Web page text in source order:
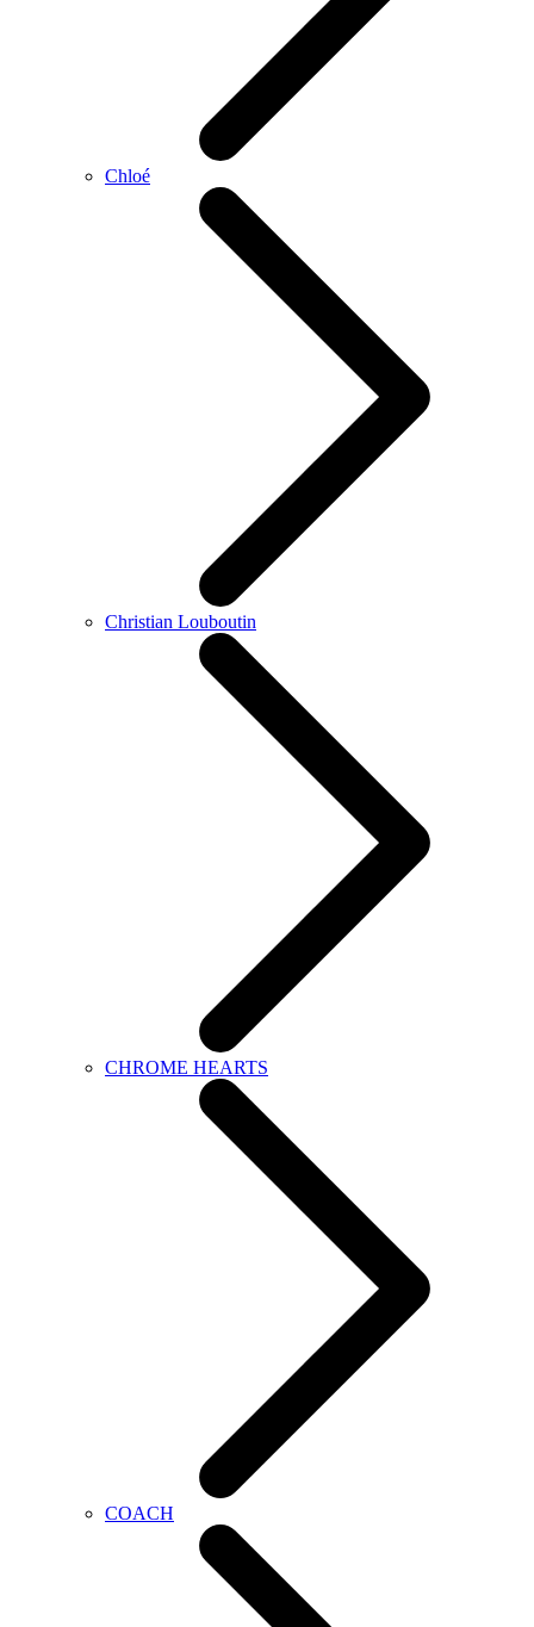
Chloé
Christian Louboutin
CHROME HEARTS
COACH